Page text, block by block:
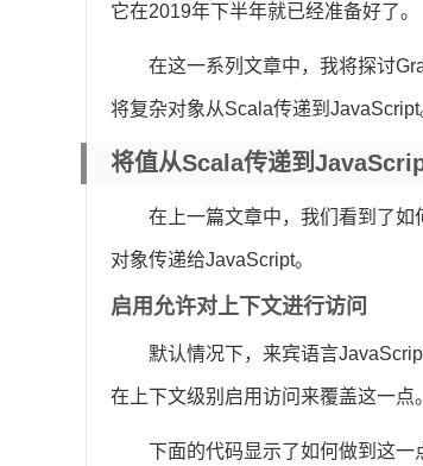
它在2019年下半年就已经准备好了。
在这一系列文章中，我将探讨
将复杂对象从Scala传递到
将值从Scala传递到
在上一篇文章中，我们看到了
对象传递给JavaScript。
启用允许对上下文进行访问
默认情况下，来宾语言
在上下文级别启用访问来覆盖这一点。
下面的代码显示了如何做到这一